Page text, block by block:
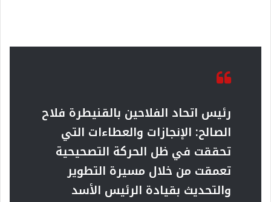
رئيس اتحاد الفلاحين بالقنيطرة فلاح
الصالح: الإنجازات والعطاءات التي
تحققت في ظل الحركة التصحيحية
تعمقت من خلال مسيرة التطوير
والتحديث بقيادة الرئيس الأسد